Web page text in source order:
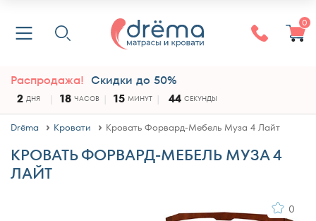
0
Распродажа! Скидки до 50%
2 ДНЯ 18 ЧАСОВ 15 МИНУТ 43 СЕКУНДЫ
Drёma Кровати Кровать Форвард-Мебель Муза 4 Лайт
КРОВАТЬ ФОРВАРД-МЕБЕЛЬ МУЗА 4
ЛАЙТ
0